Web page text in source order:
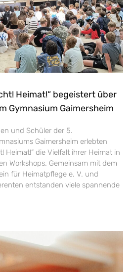
Heimat!“ begeistert über
Gymnasium Gaimersheim
und Schüler der 5.
Gaimersheim erlebten
Heimat!“ die Vielfalt ihrer Heimat in
Workshops. Gemeinsam mit dem
für Heimatpflege e. V. und
entstanden viele spannende